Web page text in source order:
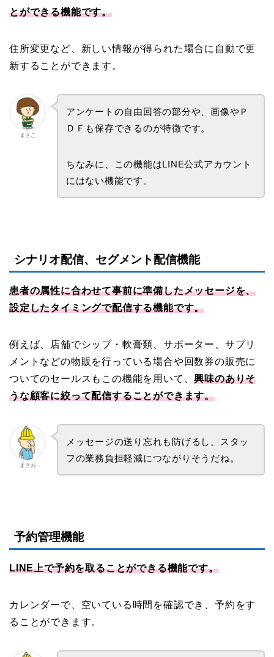
とができる機能です。
住所変更など、新しい情報が得られた場合に自動で更
新することができます。
まさこ
アンケートの自由回答の部分や、画像やＰ
ＤＦも保存できるのが特徴です。
ちなみに、この機能はLINE公式アカウント
にはない機能です。
シナリオ配信、セグメント配信機能
患者の属性に合わせて事前に準備したメッセージを、
設定したタイミングで配信する機能です。
例えば、店舗でシップ・軟膏類、サポーター、サプリ
メントなどの物販を行っている場合や回数券の販売に
ついてのセールスもこの機能を用いて、興味のありそ
うな顧客に絞って配信することができます。
まさお
メッセージの送り忘れも防げるし、スタッ
フの業務負担軽減につながりそうだね。
予約管理機能
LINE上で予約を取ることができる機能です。
カレンダーで、空いている時間を確認でき、予約をす
ることができます。